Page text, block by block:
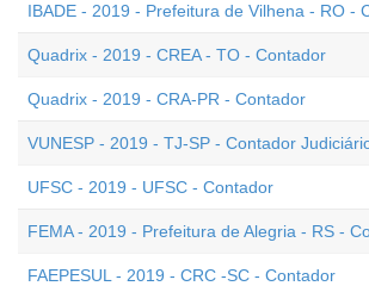
IBADE - 2019 - Prefeitura de Vilhena - RO -
Quadrix - 2019 - CREA - TO - Contador
Quadrix - 2019 - CRA-PR - Contador
VUNESP - 2019 - TJ-SP - Contador
UFSC - 2019 - UFSC - Contador
FEMA - 2019 - Prefeitura de Alegria - RS -
FAEPESUL - 2019 - CRC -SC - Contador